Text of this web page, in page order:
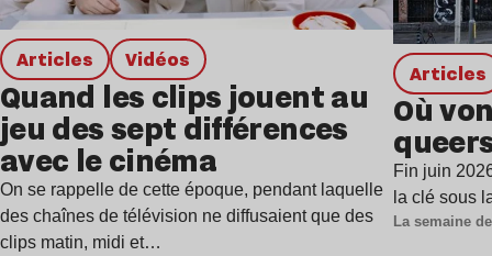
Articles Vidéos
Quand les clips jouent au
jeu des sept différences
avec le cinéma
On se rappelle de cette époque, pendant laquelle
des chaînes de télévision ne diffusaient que des
clips matin, midi et…
Articles
Où
Fin juin
la clé sous
La semaine